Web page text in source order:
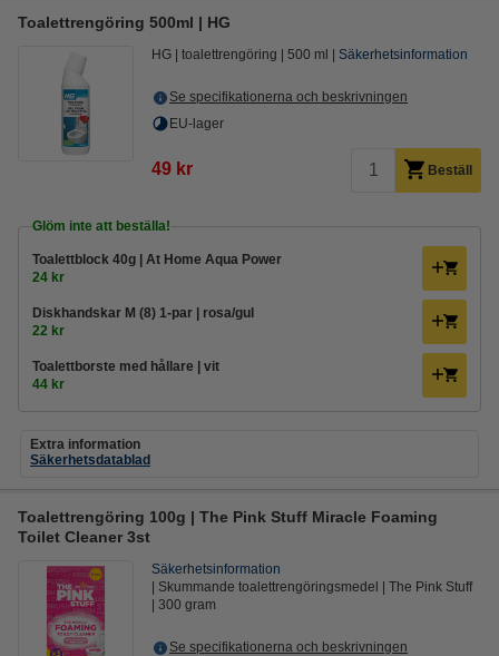
Toalettrengöring 500ml | HG
HG toalettrengöring 500 ml Säkerhetsinformation
Se specifikationerna och beskrivningen
EU-lager
49 kr Beställ
Glöm inte att beställa!
Toalettblock 40g | At Home Aqua Power
24 kr
Diskhandskar M (8) 1-par | rosa/gul
22 kr
Toalettborste med hållare | vit
44 kr
Extra information
Säkerhetsdatablad
Toalettrengöring 100g | The Pink Stuff Miracle Foaming
Toilet Cleaner 3st
Säkerhetsinformation
Skummande toalettrengöringsmedel
The Pink Stuff
300 gram
Se specifikationerna och beskrivningen